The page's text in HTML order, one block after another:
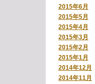
2015年6月
2015年5月
2015年4月
2015年3月
2015年2月
2015年1月
2014年12月
2014年11月